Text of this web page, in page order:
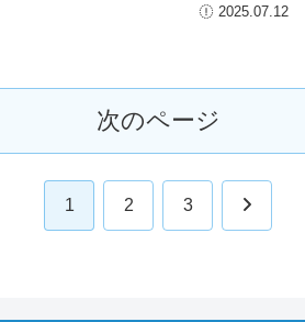
2025.07.12
次のページ
1 2 3 次